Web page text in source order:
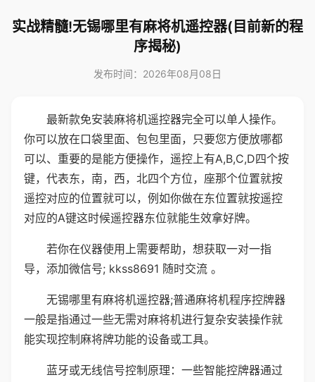
实战精髓!无锡哪里有麻将机遥控器(目前新的程
序揭秘)
发布时间：2026年08月08日
最新款免安装麻将机遥控器完全可以单人操作。
你可以放在口袋里面、包包里面，只要您方便放哪都
可以、重要的是能方便操作，遥控上有A,B,C,D四个按
键，代表东，南，西，北四个方位，座那个位置就按
遥控对应的位置就可以，例如你做在东位置就按遥控
对应的A键这时候遥控器东位就能生效拿好牌。
若你在仪器使用上需要帮助，想获取一对一指
导，添加微信号; kkss8691 随时交流 。
无锡哪里有麻将机遥控器;普通麻将机程序控牌器
一般是指通过一些无需对麻将机进行复杂安装操作就
能实现控制麻将牌功能的设备或工具。
蓝牙或无线信号控制原理：一些智能控牌器通过